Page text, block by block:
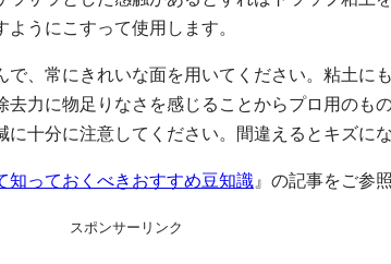
うにこすって使用します。
、常にきれいな面を用いてください。粘土に
去力に物足りなさを感じることからプロ用のも
十分に注意してください。間違えるとキズに
知っておくべきおすすめ豆知識 』の記事をご参
スポンサーリンク